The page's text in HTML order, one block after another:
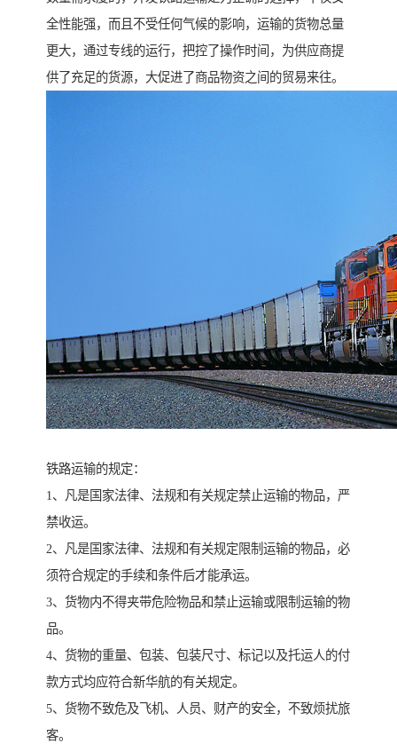
全性能强，而且不受任何气候的影响，运输的货物总量
更大，通过专线的运行，把控了操作时间，为供应商提
供了充足的货源，大促进了商品物资之间的贸易来往。
铁路运输的规定：
1、凡是国家法律、法规和有关规定禁止运输的物品，严
禁收运。
2、凡是国家法律、法规和有关规定限制运输的物品，必
须符合规定的手续和条件后才能承运。
3、货物内不得夹带危险物品和禁止运输或限制运输的物
品。
4、货物的重量、包装、包装尺寸、标记以及托运人的付
款方式均应符合新华航的有关规定。
5、货物不致危及飞机、人员、财产的安全，不致烦扰旅
客。